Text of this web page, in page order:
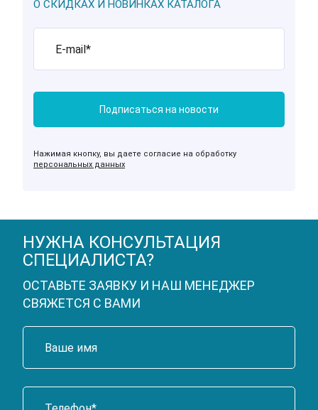
О СКИДКАХ И НОВИНКАХ КАТАЛОГА
Нажимая кнопку, вы даете согласие на обработку
персональных данных
НУЖНА КОНСУЛЬТАЦИЯ
СПЕЦИАЛИСТА?
ОСТАВЬТЕ ЗАЯВКУ И НАШ МЕНЕДЖЕР
СВЯЖЕТСЯ С ВАМИ